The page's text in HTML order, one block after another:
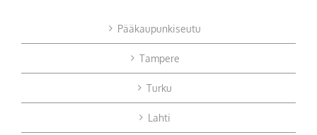
Pääkaupunkiseutu
Tampere
Turku
Lahti